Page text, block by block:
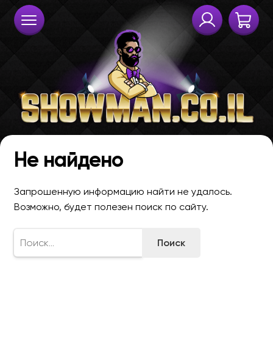
Не найдено
Запрошенную информацию найти не удалось.
Возможно, будет полезен поиск по сайту.